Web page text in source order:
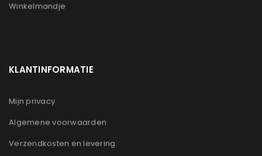
Winkelmandje
KLANTINFORMATIE
Mijn privacy
Algemene voorwaarden
Verzendkosten en levering